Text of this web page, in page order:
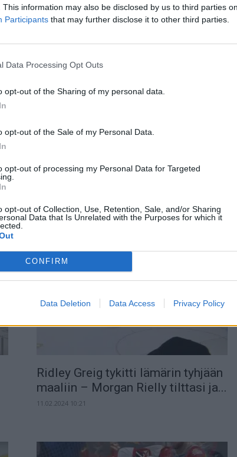
This information may also be disclosed by us to third parties
Participants that may further disclose it to other third parties.
Data Processing Opt Outs
opt-out of the Sharing of my personal data.
opt-out of the Sale of my Personal Data.
opt-out of processing my Personal Data for Targeted
opt-out of Collection, Use, Retention, Sale, and/or Sharing
Data that Is Unrelated with the Purposes for which it
CONFIRM
Data Deletion Data Access Privacy Policy
Miro Heiskanen hurjassa iskussa –
tehtaili voittomaalin Anaheimia
vastaan
syöttöpisteet Mikael Granlundille
ja Kaapo Kähköselle
Ridley Greig tykitti lämärin tyhjään
maaliin – Morgan Rielly tilttasi ja...
11.02.2024 10:21